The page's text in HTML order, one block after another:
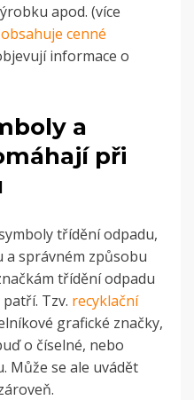
apod. (více
cenné
informace o
a
při
třídění odpadu,
správném způsobu
třídění odpadu
patří. Tzv. recyklační
grafické značky,
o číselné, nebo
Může se ale uvádět